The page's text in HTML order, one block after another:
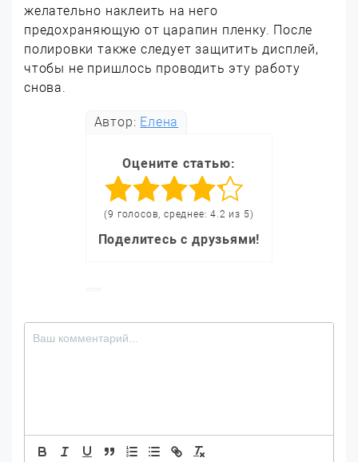
желательно наклеить на него
предохраняющую от царапин пленку. После
полировки также следует защитить дисплей,
чтобы не пришлось проводить эту работу
снова.
Автор: Елена
Оцените статью:
(9 голосов, среднее: 4.2 из 5)
Поделитесь с друзьями!